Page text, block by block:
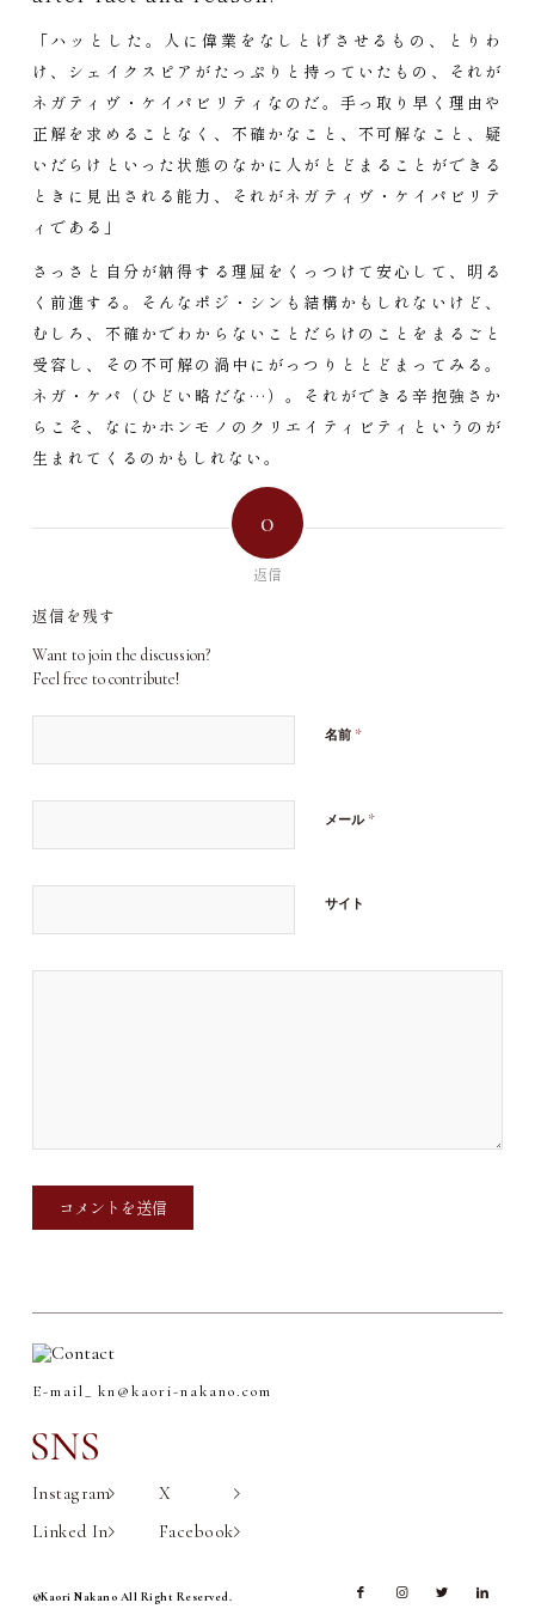
「ハッとした。人に偉業をなしとげさせるもの、とりわ
け、シェイクスピアがたっぷりと持っていたもの、それが
ネガティヴ・ケイパビリティなのだ。手っ取り早く理由や
正解を求めることなく、不確かなこと、不可解なこと、疑
いだらけといった状態のなかに人がとどまることができる
ときに見出される能力、それがネガティヴ・ケイパビリテ
ィである」
さっさと自分が納得する理屈をくっつけて安心して、明る
く前進する。そんなポジ・シンも結構かもしれないけど、
むしろ、不確かでわからないことだらけのことをまるごと
受容し、その不可解の渦中にがっつりととどまってみる。
ネガ・ケパ（ひどい略だな…）。それができる辛抱強さか
らこそ、なにかホンモノのクリエイティビティというのが
生まれてくるのかもしれない。
0
返信
返信を残す
Want to join the discussion?
Feel free to contribute!
名前 *
メール *
サイト
E-mail_kn@kaori-nakano.com
Instagram
X
Linked In
Facebook
©Kaori Nakano All Right Reserved.